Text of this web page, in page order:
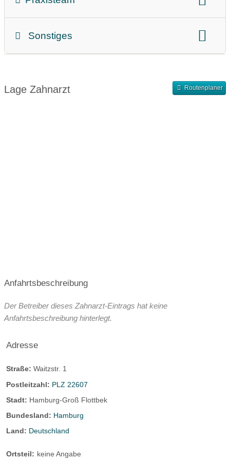
Teammitglieder
Sonstiges
Samstagssprechstunde
Lage Zahnarzt Routenplaner
Anfahrtsbeschreibung
Der Betreiber dieses Zahnarzt-Eintrags hat keine
Anfahrtsbeschreibung hinterlegt.
Adresse
Straße: Waitzstr. 1
Postleitzahl: PLZ 22607
Stadt: Hamburg-Groß Flottbek
Bundesland: Hamburg
Land: Deutschland
Ortsteil: keine Angabe